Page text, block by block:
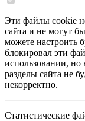
Эти файлы cookie
сайта и не могут
можете настроить
блокировал эти
использовании, но
разделы сайта не
некорректно.
Статистические